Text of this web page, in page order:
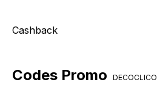
Cashback
Codes Promo DECOCLICO